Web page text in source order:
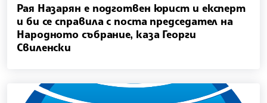
Рая Назарян е подготвен юрист и експерт
и би се справила с поста председател на
Народното събрание, каза Георги
Свиленски